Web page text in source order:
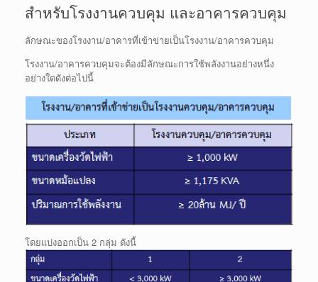
สำหรับโรงงานควบคุม และอาคารควบคุม
ลักษณะของโรงงาน/อาคารที่เข้าข่ายเป็นโรงงาน/อาคารควบคุม
โรงงาน/อาคารควบคุมจะต้องมีลักษณะการใช้พลังงานอย่างหนึ่ง
อย่างใดดังต่อไปนี้
โดยแบ่งออกเป็น 2 กลุ่ม ดังนี้